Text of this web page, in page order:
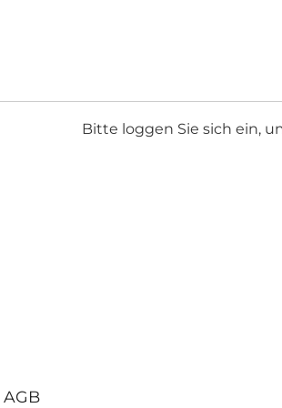
Bitte loggen Sie sich ein,
AGB